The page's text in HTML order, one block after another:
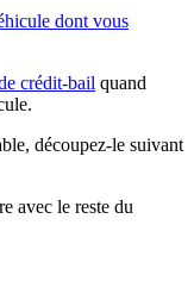
dont vous
crédit-bail quand
découpez-le suivant
avec le reste du